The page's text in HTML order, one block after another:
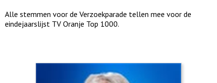
Alle stemmen voor de Verzoekparade tellen mee voor de
eindejaarslijst TV Oranje Top 1000.